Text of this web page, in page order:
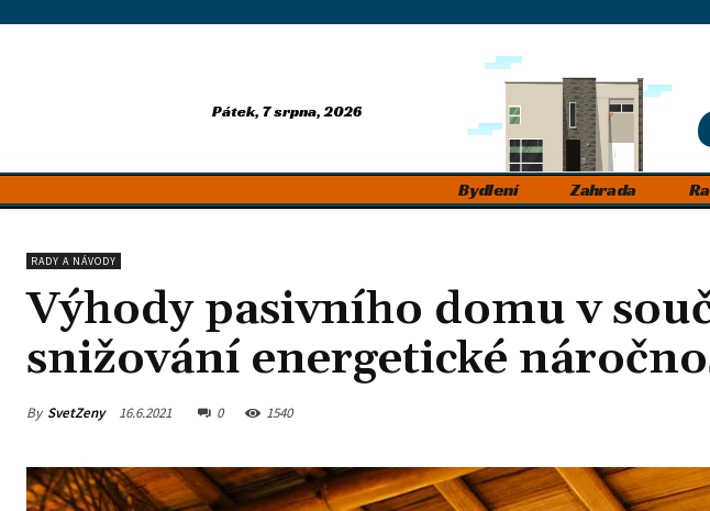
Pátek, 7 srpna, 2026
Bydlení Zahrada
RADY A NÁVODY
Výhody pasivního domu v
snižování energetické
By SvetZeny 16.6.2021 0 1540